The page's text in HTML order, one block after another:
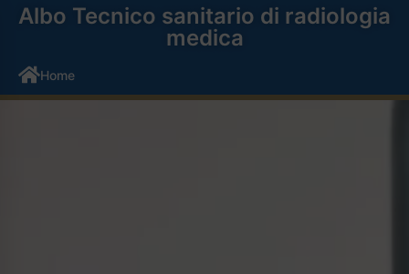
Albo Tecnico sanitario di radiologia
medica
Home